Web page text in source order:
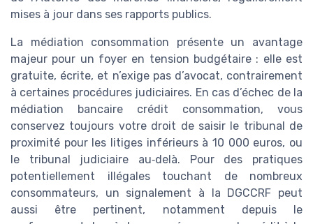
mises à jour dans ses rapports publics.
La médiation consommation présente un avantage
majeur pour un foyer en tension budgétaire : elle est
gratuite, écrite, et n’exige pas d’avocat, contrairement
à certaines procédures judiciaires. En cas d’échec de la
médiation bancaire crédit consommation, vous
conservez toujours votre droit de saisir le tribunal de
proximité pour les litiges inférieurs à 10 000 euros, ou
le tribunal judiciaire au‑delà. Pour des pratiques
potentiellement illégales touchant de nombreux
consommateurs, un signalement à la DGCCRF peut
aussi être pertinent, notamment depuis le